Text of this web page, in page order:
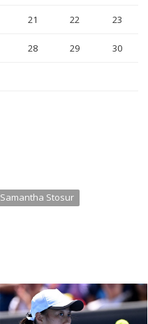
21 22 23
28 29 30
Samantha Stosur